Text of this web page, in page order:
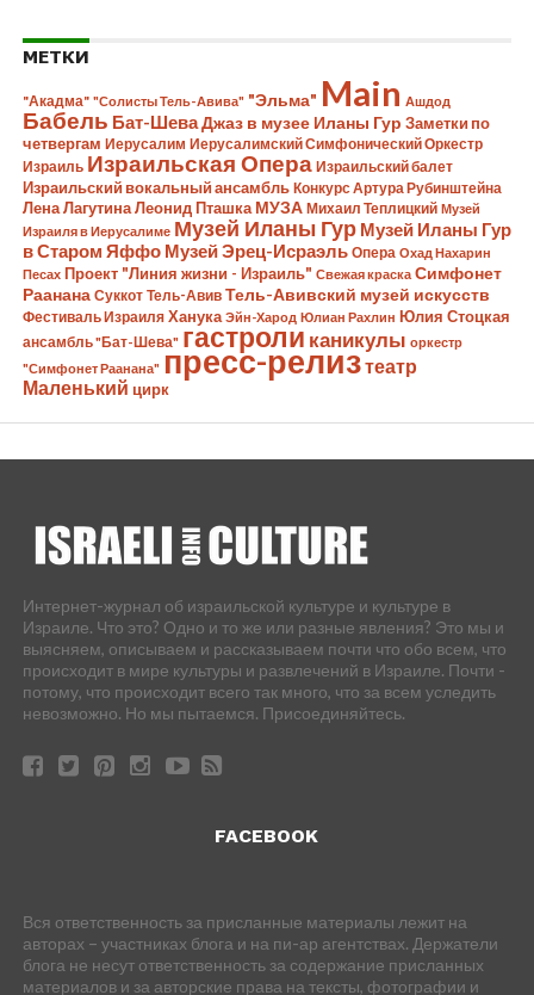
МЕТКИ
"Акадма" "Солисты Тель-Авива" "Эльма" Main Ашдод
Бабель Бат-ШеваДжаз в музее Иланы Гур Заметки по
четвергам Иерусалим Иерусалимский Симфонический Оркестр
Израиль Израильская Опера Израильский балет
Израильский вокальный ансамбль Конкурс Артура Рубинштейна
Лена Лагутина Леонид Пташка МУЗА Михаил Теплицкий Музей
Израиля в Иерусалиме Музей Иланы Гур Музей Иланы Гур
в Старом Яффо Музей Эрец-Исраэль Опера Охад Нахарин
Песах Проект "Линия жизни - Израиль" Свежая краска Симфонет
Раанана Суккот Тель-Авив Тель-Авивский музей искусств
Фестиваль Израиля Ханука Эйн-Харод Юлиан Рахлин Юлия Стоцкая
ансамбль "Бат-Шева" гастроли каникулы оркестр
"Симфонет Раанана" пресс-релизтеатр
Маленький цирк
Интернет-журнал об израильской культуре и культуре в
Израиле. Что это? Одно и то же или разные явления? Это мы и
выясняем, описываем и рассказываем почти что обо всем, что
происходит в мире культуры и развлечений в Израиле. Почти -
потому, что происходит всего так много, что за всем уследить
невозможно. Но мы пытаемся. Присоединяйтесь.
FACEBOOK
Вся ответственность за присланные материалы лежит на
авторах – участниках блога и на пи-ар агентствах. Держатели
блога не несут ответственность за содержание присланных
материалов и за авторские права на тексты, фотографии и